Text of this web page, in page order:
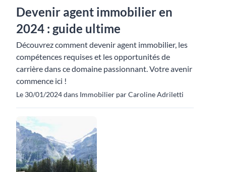
Devenir agent immobilier en
2024 : guide ultime
Découvrez comment devenir agent immobilier, les
compétences requises et les opportunités de
carrière dans ce domaine passionnant. Votre avenir
commence ici !
Le 30/01/2024 dans Immobilier par Caroline Adriletti